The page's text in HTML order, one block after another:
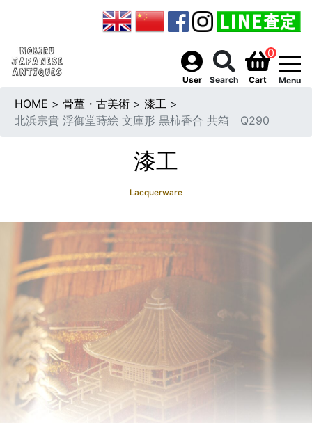
User Search
0
Cart Menu
HOME > 骨董・古美術 > 漆工 >
北浜宗貴 浮御堂蒔絵 文庫形 黒柿香合 共箱 Q290
漆工
Lacquerware